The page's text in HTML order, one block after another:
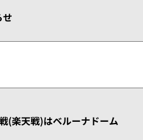
(楽天戦)はベルーナドーム